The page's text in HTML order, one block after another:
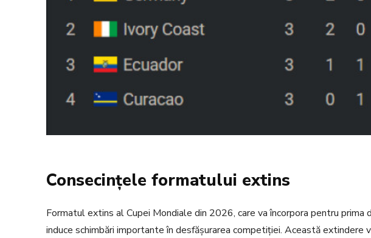
Consecințele formatului extins
Formatul extins al Cupei Mondiale din 2026, care va încorpora pentru prima
induce schimbări importante în desfășurarea competiției. Această extindere